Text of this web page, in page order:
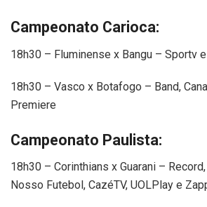
Campeonato Carioca:
18h30 – Fluminense x Bangu – Sportv
18h30 – Vasco x Botafogo – Band,
Premiere
Campeonato Paulista:
18h30 – Corinthians x Guarani –
Nosso Futebol, CazéTV, UOLPlay e